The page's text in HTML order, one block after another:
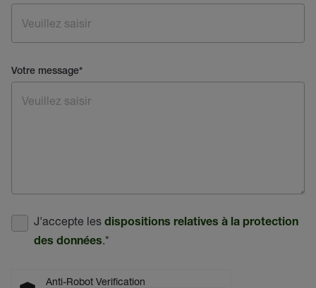
Votre message*
J'accepte les dispositions relatives à la protection
des données.*
Anti-Robot Verification